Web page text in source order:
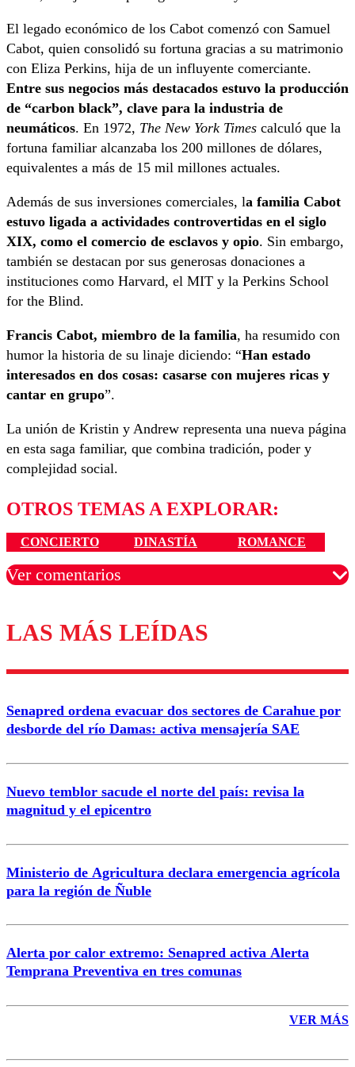
El legado económico de los Cabot comenzó con Samuel
Cabot, quien consolidó su fortuna gracias a su matrimonio
con Eliza Perkins, hija de un influyente comerciante.
Entre sus negocios más destacados estuvo la producción
de “carbon black”, clave para la industria de
neumáticos. En 1972, The New York Times calculó que la
fortuna familiar alcanzaba los 200 millones de dólares,
equivalentes a más de 15 mil millones actuales.
Además de sus inversiones comerciales, la familia Cabot
estuvo ligada a actividades controvertidas en el siglo
XIX, como el comercio de esclavos y opio. Sin embargo,
también se destacan por sus generosas donaciones a
instituciones como Harvard, el MIT y la Perkins School
for the Blind.
Francis Cabot, miembro de la familia, ha resumido con
humor la historia de su linaje diciendo: “Han estado
interesados en dos cosas: casarse con mujeres ricas y
cantar en grupo”.
La unión de Kristin y Andrew representa una nueva página
en esta saga familiar, que combina tradición, poder y
complejidad social.
OTROS TEMAS A EXPLORAR:
CONCIERTO DINASTÍA ROMANCE
Ver comentarios
Los comentarios son moderados para garantizar un
diálogo respetuoso.
Correo
LAS MÁS LEÍDAS
Senapred ordena evacuar dos sectores de Carahue por
desborde del río Damas: activa mensajería SAE
Nuevo temblor sacude el norte del país: revisa la
magnitud y el epicentro
Ministerio de Agricultura declara emergencia agrícola
para la región de Ñuble
Alerta por calor extremo: Senapred activa Alerta
Temprana Preventiva en tres comunas
VER MÁS